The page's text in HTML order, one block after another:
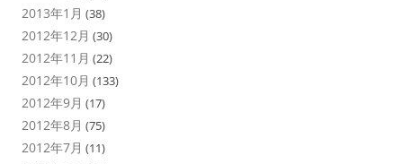
2013年1月 (38)
2012年12月 (30)
2012年11月 (22)
2012年10月 (133)
2012年9月 (17)
2012年8月 (75)
2012年7月 (11)